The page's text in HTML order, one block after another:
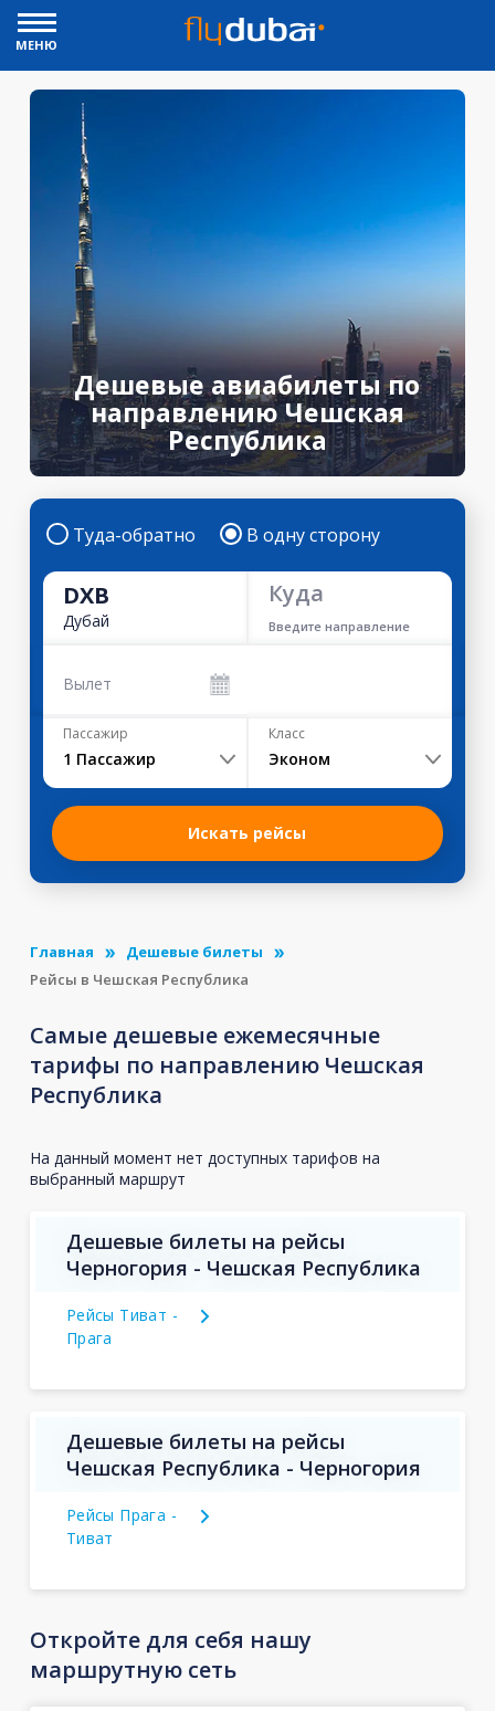
МЕНЮ
Дешевые авиабилеты по
направлению Чешская
Республика
Туда-обратно В одну сторону
DXB
Дубай
Куда
Введите направление
Вылет
Пассажир
1 Пассажир
Класс
Эконом
Искать рейсы
Главная
Дешевые билеты
Рейсы в Чешская Республика
Самые дешевые ежемесячные
тарифы по направлению Чешская
Республика
На данный момент нет доступных тарифов на
выбранный маршрут
Дешевые билеты на рейсы
Черногория - Чешская Республика
Рейсы Тиват -
Прага
Дешевые билеты на рейсы
Чешская Республика - Черногория
Рейсы Прага -
Тиват
Откройте для себя нашу
маршрутную сеть